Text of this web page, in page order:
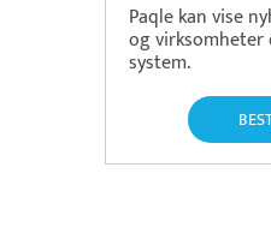
Paqle kan vise
og
system.